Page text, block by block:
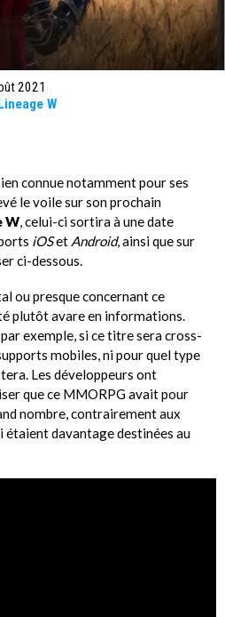
2021
W
connue notamment pour ses
le voile sur son prochain
W, celui-ci sortira à une date
iOSet Android, ainsi que sur
ci-dessous.
ou presque concernant ce
plutôt avare en informations.
exemple, si ce titre sera cross-
mobiles, ni pour quel type
Les développeurs ont
que ce MMORPG avait pour
nombre, contrairement aux
étaient davantage destinées au